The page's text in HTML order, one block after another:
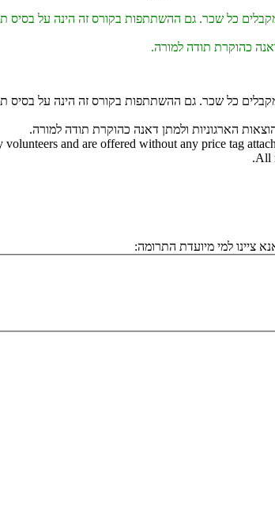
כל שכר. גם ההשתתפות בקורס זה הינה על בסיס
כהוקרת תודה למורה.
כל שכר. גם ההשתתפות בקורס זה הינה על בסיס
הארגוניות ולמתן דאנה כהוקרת תודה למורה.
and are offered without any price tag
All
ציינו למי מיועדת התרומה: